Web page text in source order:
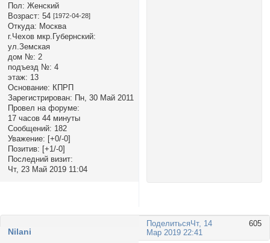
Пол: Женский
Возраст: 54 [1972-04-28]
Откуда: Москва
г.Чехов мкр.Губернский:
ул.Земская
дом №: 2
подъезд №: 4
этаж: 13
Основание: КПРП
Зарегистрирован: Пн, 30 Май 2011
Провел на форуме:
17 часов 44 минуты
Сообщений: 182
Уважение: [+0/-0]
Позитив: [+1/-0]
Последний визит:
Чт, 23 Май 2019 11:04
Поделиться 605
Чт, 14
Мар 2019 22:41
Nilani